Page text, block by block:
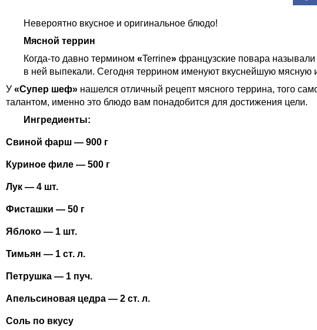
Невероятно вкусное и оригинальное блюдо!
Мясной террин
Когда-то давно термином «Terrine» французские повара
в ней выпекали. Сегодня террином именуют вкуснейшую мясную
У «Супер шеф» нашелся отличный рецепт мясного террина, того
талантом, именно это блюдо вам понадобится для достижения цели.
Ингредиенты:
Свиной фарш — 900 г
Куриное филе — 500 г
Лук — 4 шт.
Фисташки — 50 г
Яблоко — 1 шт.
Тимьян — 1 ст. л.
Петрушка — 1 пуч.
Апельсиновая цедра — 2 ст. л.
Соль по вкусу